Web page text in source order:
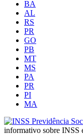
BA
AL
RS
PR
GO
PB
MT
MS
PA
PR
PI
MA
informativo sobre INSS